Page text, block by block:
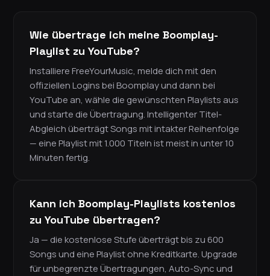
Wie übertrage ich meine Boomplay-
Playlist zu YouTube?
Installiere FreeYourMusic, melde dich mit den
offiziellen Logins bei Boomplay und dann bei
YouTube an, wähle die gewünschten Playlists aus
und starte die Übertragung. Intelligenter Titel-
Abgleich überträgt Songs mit intakter Reihenfolge
— eine Playlist mit 1.000 Titeln ist meist in unter 10
Minuten fertig.
Kann ich Boomplay-Playlists kostenlos
zu YouTube übertragen?
Ja — die kostenlose Stufe überträgt bis zu 600
Songs und eine Playlist ohne Kreditkarte. Upgrade
für unbegrenzte Übertragungen, Auto-Sync und